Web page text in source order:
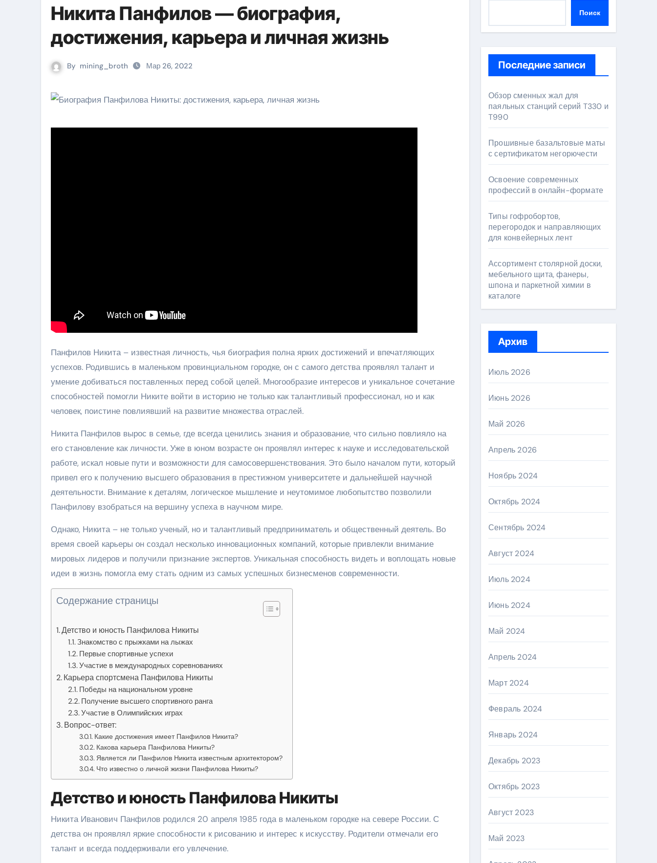
Никита Панфилов — биография,
достижения, карьера и личная жизнь
By mining_broth Мар 26, 2022
Панфилов Никита – известная личность, чья биография полна ярких достижений и впечатляющих
успехов. Родившись в маленьком провинциальном городке, он с самого детства проявлял талант и
умение добиваться поставленных перед собой целей. Многообразие интересов и уникальное сочетание
способностей помогли Никите войти в историю не только как талантливый профессионал, но и как
человек, поистине повлиявший на развитие множества отраслей.
Никита Панфилов вырос в семье, где всегда ценились знания и образование, что сильно повлияло на
его становление как личности. Уже в юном возрасте он проявлял интерес к науке и исследовательской
работе, искал новые пути и возможности для самосовершенствования. Это было началом пути, который
привел его к получению высшего образования в престижном университете и дальнейшей научной
деятельности. Внимание к деталям, логическое мышление и неутомимое любопытство позволили
Панфилову взобраться на вершину успеха в научном мире.
Однако, Никита – не только ученый, но и талантливый предприниматель и общественный деятель. Во
время своей карьеры он создал несколько инновационных компаний, которые привлекли внимание
мировых лидеров и получили признание экспертов. Уникальная способность видеть и воплощать новые
идеи в жизнь помогла ему стать одним из самых успешных бизнесменов современности.
Содержание страницы
Детство и юность Панфилова Никиты
Знакомство с прыжками на лыжах
Первые спортивные успехи
Участие в международных соревнованиях
Карьера спортсмена Панфилова Никиты
Победы на национальном уровне
Получение высшего спортивного ранга
Участие в Олимпийских играх
Вопрос-ответ:
Какие достижения имеет Панфилов Никита?
Какова карьера Панфилова Никиты?
Является ли Панфилов Никита известным архитектором?
Что известно о личной жизни Панфилова Никиты?
Детство и юность Панфилова Никиты
Никита Иванович Панфилов родился 20 апреля 1985 года в маленьком городке на севере России. С
детства он проявлял яркие способности к рисованию и интерес к искусству. Родители отмечали его
талант и всегда поддерживали его увлечение.
Поиск
Последние записи
Обзор сменных жал для
паяльных станций серий T330 и
T990
Прошивные базальтовые маты
с сертификатом негорючести
Освоение современных
профессий в онлайн-формате
Типы гофробортов,
перегородок и направляющих
для конвейерных лент
Ассортимент столярной доски,
мебельного щита, фанеры,
шпона и паркетной химии в
каталоге
Архив
Июль 2026
Июнь 2026
Май 2026
Апрель 2026
Ноябрь 2024
Октябрь 2024
Сентябрь 2024
Август 2024
Июль 2024
Июнь 2024
Май 2024
Апрель 2024
Март 2024
Февраль 2024
Январь 2024
Декабрь 2023
Октябрь 2023
Август 2023
Май 2023